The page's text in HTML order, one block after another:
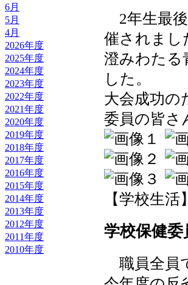
6月
5月
4月
2026年度
2025年度
2024年度
2023年度
2022年度
2021年度
2020年度
2019年度
2018年度
2017年度
2016年度
2015年度
2014年度
2013年度
2012年度
2011年度
2010年度
2年生最
催されまし
澄みわたる
した。
大会成功の
委員の皆さ
【学校生活
学校保健委
職員全員